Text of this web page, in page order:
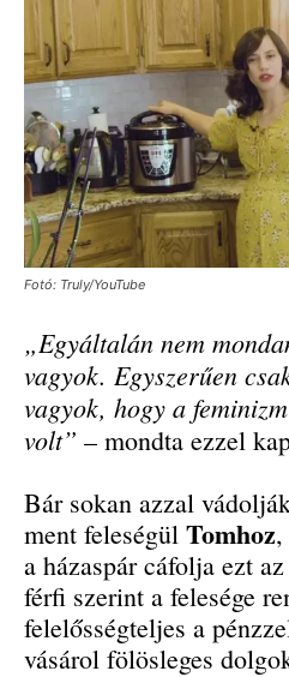
Fotó: Truly/YouTube
„Egyáltalán nem
vagyok. Egyszerűen
vagyok, hogy a
volt” – mondta ezzel
Bár sokan azzal
ment feleségül Tomhoz
a házaspár cáfolja ezt
férfi szerint a felesége
felelősségteljes a
vásárol fölösleges